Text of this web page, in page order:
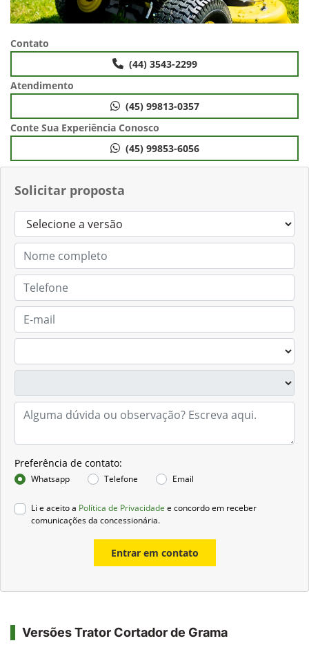
Solicitar proposta
Preferência de contato:
Whatsapp Telefone Email
Li e aceito a Política de Privacidade e concordo em receber
comunicações da concessionária.
Entrar em contato
Contato
(44) 3543-2299
Atendimento
(45) 99813-0357
Conte Sua Experiência Conosco
(45) 99853-6056
Versões Trator Cortador de Grama